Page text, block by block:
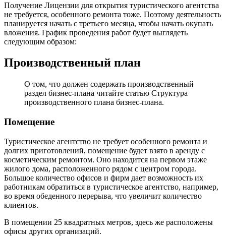
Получение Лицензии для открытия туристического агентства
не требуется, особенного ремонта тоже. Поэтому деятельность
планируется начать с третьего месяца, чтобы начать окупать
вложения. График проведения работ будет выглядеть
следующим образом:
Производственный план
О том, что должен содержать производственный
раздел бизнес-плана читайте статью Структура
производственного плана бизнес-плана.
Помещение
Туристическое агентство не требует особенного ремонта и
долгих приготовлений, помещение будет взято в аренду с
косметическим ремонтом. Оно находится на первом этаже
жилого дома, расположенного рядом с центром города.
Большое количество офисов и фирм дает возможность их
работникам обратиться в туристическое агентство, например,
во время обеденного перерыва, что увеличит количество
клиентов.
В помещении 25 квадратных метров, здесь же расположены
офисы других организаций.